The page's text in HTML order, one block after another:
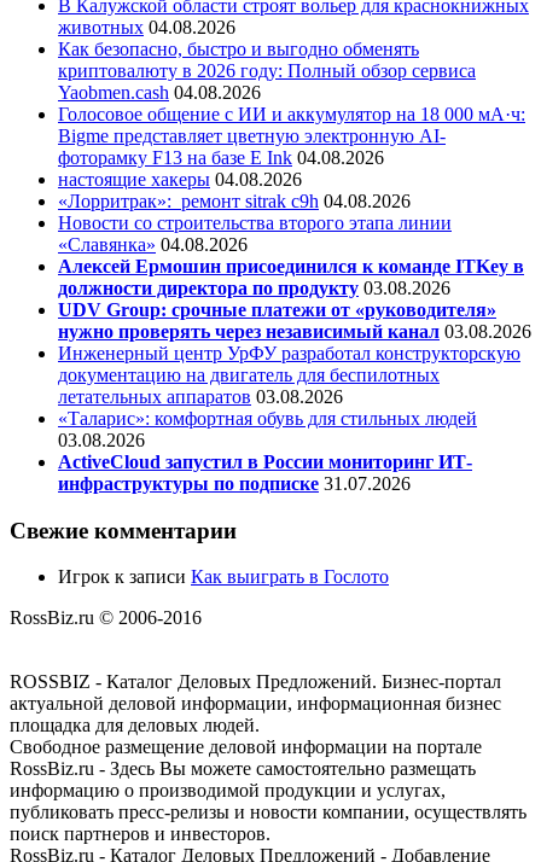
В Калужской области строят вольер для краснокнижных
животных 04.08.2026
Как безопасно, быстро и выгодно обменять
криптовалюту в 2026 году: Полный обзор сервиса
Yaobmen.cash 04.08.2026
Голосовое общение с ИИ и аккумулятор на 18 000 мА·ч:
Bigme представляет цветную электронную AI-
фоторамку F13 на базе E Ink 04.08.2026
настоящие хакеры 04.08.2026
«Лорритрак»: ремонт sitrak c9h 04.08.2026
Новости со строительства второго этапа линии
«Славянка» 04.08.2026
Алексей Ермошин присоединился к команде ITKey в
должности директора по продукту 03.08.2026
UDV Group: срочные платежи от «руководителя»
нужно проверять через независимый канал 03.08.2026
Инженерный центр УрФУ разработал конструкторскую
документацию на двигатель для беспилотных
летательных аппаратов 03.08.2026
«Таларис»: комфортная обувь для стильных людей
03.08.2026
ActiveCloud запустил в России мониторинг ИТ-
инфраструктуры по подписке 31.07.2026
Свежие комментарии
Игрок к записи Как выиграть в Гослото
RossBiz.ru © 2006-2016
ROSSBIZ - Каталог Деловых Предложений. Бизнес-портал
актуальной деловой информации, информационная бизнес
площадка для деловых людей.
Свободное размещение деловой информации на портале
RossBiz.ru - Здесь Вы можете самостоятельно размещать
информацию о производимой продукции и услугах,
публиковать пресс-релизы и новости компании, осуществлять
поиск партнеров и инвесторов.
RossBiz.ru - Каталог Деловых Предложений - Добавление